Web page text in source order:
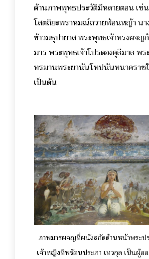
ด้านภาพพุทธประวัติมีหลายตอน เช่
โสตถิยะพราหมณ์ถวายฟ่อนหญ้า นา
ข้าวมธุปายาส พระพุทธเจ้าทรงผจ
มาร พระพุทธเจ้าโปรดองคุลีมาล พ
ทรมานพระยานันโทปนันทนาคราช
เป็นต้น
ภาพมารผจญที่ผนังสกัดด้านหน้าพระป
เจ้าหญิงทิพรัตนประภา เทวกุล เป็นผู้อ